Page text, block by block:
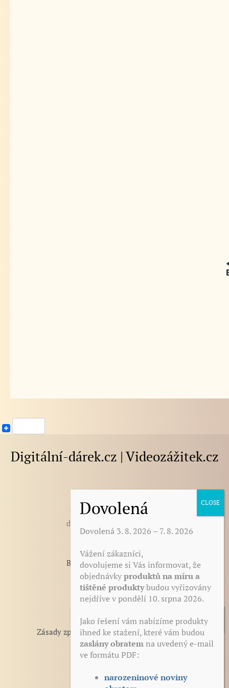
Digitální-dárek.cz | Videozážitek.cz
darek@digitalni-darek.cz
digitalni-darek@seznam.cz
BLOG - články, novinky, tipy
Otázky a odpovědi
Zdarma ke stažení
Reference
Obchodní podmínky
Zásady zpracování a ochrana osobních údajů
Odstoupení od smlouvy
Zásady cookies (EU)
obdržíte po zaplacení okamžitě na
Dovolená 3. 8. 2026 – 7. 8. 2026
Vážení zákazníci,
dovolujeme si Vás informovat, že
objednávkyproduktů na míru a
tištěné produktybudou vyřizovány
nejdříve v pondělí 10. srpna 2026.
Jako řešení vám nabízíme produkty
ihned ke stažení, které vám budou
zaslány obratemna uvedený e-mail
ve formátu PDF:
narozeninové noviny